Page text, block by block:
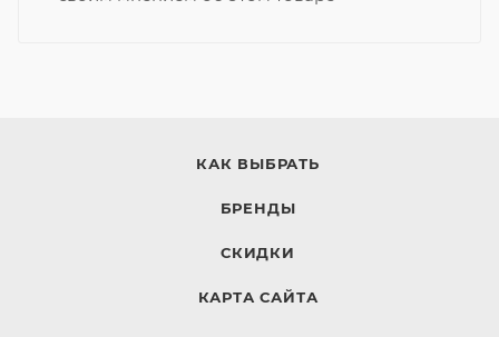
КАК ВЫБРАТЬ
БРЕНДЫ
СКИДКИ
КАРТА САЙТА